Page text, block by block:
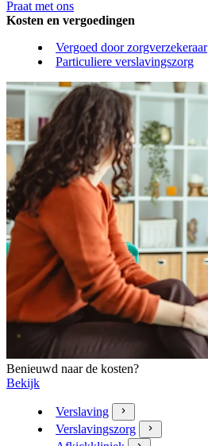
Praat met ons
Kosten en vergoedingen
Vergoed door zorgverzekeraar
Particuliere verslavingszorg
Benieuwd naar de kosten?
Bekijk
Verslaving
Verslavingszorg